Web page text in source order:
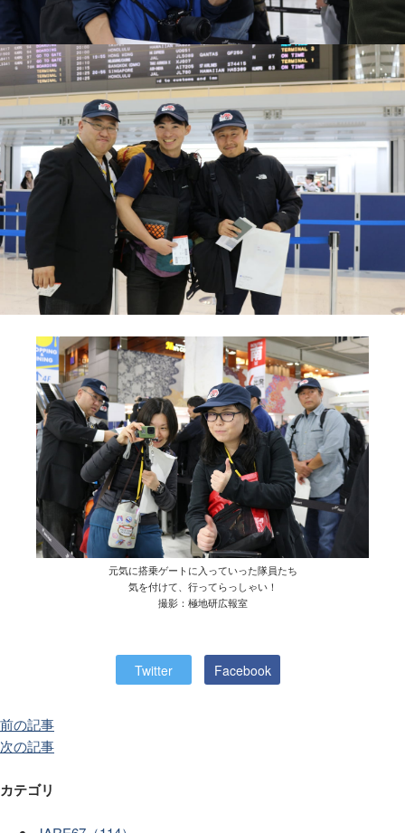
元気に搭乗ゲートに入っていった隊員たち
気を付けて、行ってらっしゃい！
撮影：極地研広報室
Twitter Facebook
前の記事
次の記事
カテゴリ